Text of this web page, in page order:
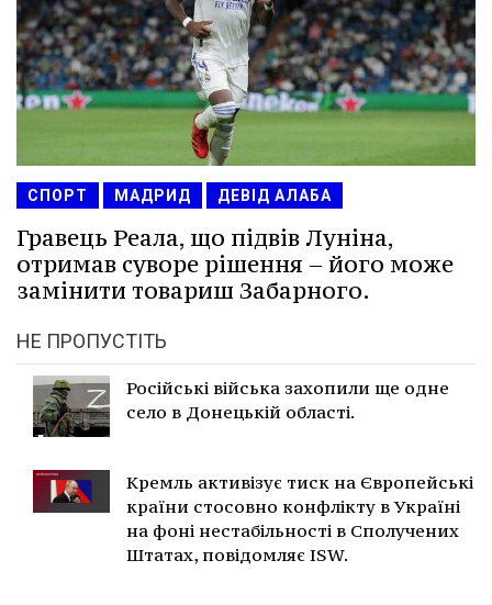
СПОРТ МАДРИД ДЕВІД АЛАБА
Гравець Реала, що підвів Луніна,
отримав суворе рішення – його може
замінити товариш Забарного.
НЕ ПРОПУСТІТЬ
Російські війська захопили ще одне
село в Донецькій області.
Кремль активізує тиск на Європейські
країни стосовно конфлікту в Україні
на фоні нестабільності в Сполучених
Штатах, повідомляє ISW.